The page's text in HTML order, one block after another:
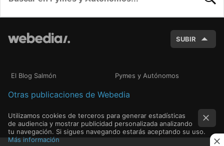
SUBIR
El Blog Salmón Pymes y Autónomos
Otras publicaciones de Webedia
Utilizamos cookies de terceros para generar estadísticas
de audiencia y mostrar publicidad personalizada analizando
tu navegación. Si sigues navegando estarás aceptando su uso.
Más información